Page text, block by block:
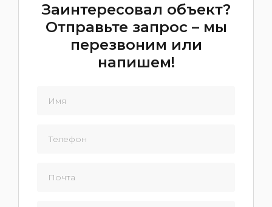
Заинтересовал объект?
Отправьте запрос – мы
перезвоним или
напишем!